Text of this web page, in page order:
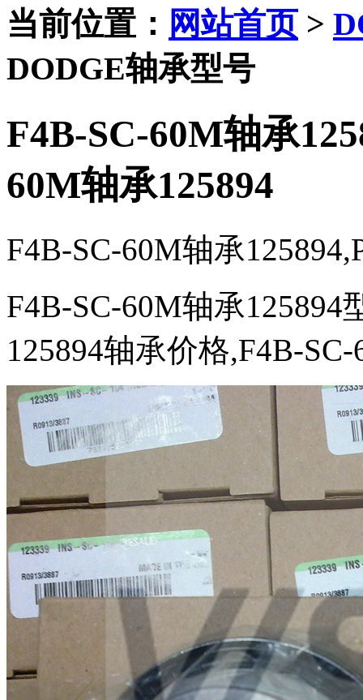
当前位置： 网站首页>
DODGE轴承型号
F4B-SC-60M轴承
60M轴承125894
F4B-SC-60M轴承
F4B-SC-60M轴承125894
125894轴承价格,F4B-